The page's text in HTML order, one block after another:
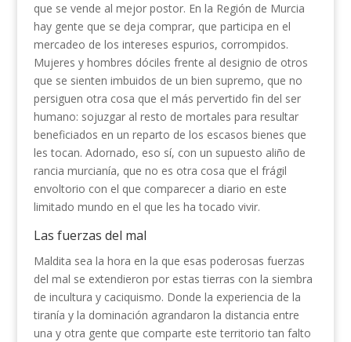
que se vende al mejor postor. En la Región de Murcia
hay gente que se deja comprar, que participa en el
mercadeo de los intereses espurios, corrompidos.
Mujeres y hombres dóciles frente al designio de otros
que se sienten imbuidos de un bien supremo, que no
persiguen otra cosa que el más pervertido fin del ser
humano: sojuzgar al resto de mortales para resultar
beneficiados en un reparto de los escasos bienes que
les tocan. Adornado, eso sí, con un supuesto aliño de
rancia murcianía, que no es otra cosa que el frágil
envoltorio con el que comparecer a diario en este
limitado mundo en el que les ha tocado vivir.
Las fuerzas del mal
Maldita sea la hora en la que esas poderosas fuerzas
del mal se extendieron por estas tierras con la siembra
de incultura y caciquismo. Donde la experiencia de la
tiranía y la dominación agrandaron la distancia entre
una y otra gente que comparte este territorio tan falto